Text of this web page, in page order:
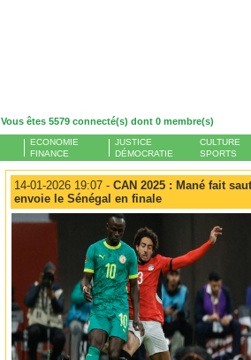
Vous êtes 5579 connecté(s) dont 0 membre(s)
ECONOMIE
FINANCE
JUSTICE
DÉMOCRATIE
CULTURE
SPORTS
14-01-2026 19:07 - CAN 2025 : Mané fait
envoie le Sénégal en finale